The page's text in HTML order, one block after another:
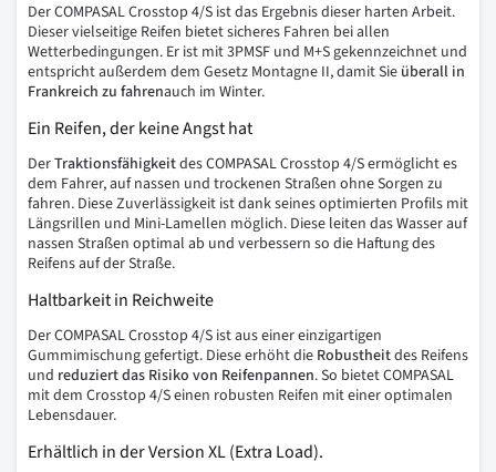
Der COMPASAL Crosstop 4/S ist das Ergebnis dieser harten Arbeit.
Dieser vielseitige Reifen bietet sicheres Fahren bei allen
Wetterbedingungen. Er ist mit 3PMSF und M+S gekennzeichnet und
entspricht außerdem dem Gesetz Montagne II, damit Sie überall in
Frankreich zu fahrenauch im Winter.
Ein Reifen, der keine Angst hat
DerTraktionsfähigkeitdes COMPASAL Crosstop 4/S ermöglicht es
dem Fahrer, auf nassen und trockenen Straßen ohne Sorgen zu
fahren. Diese Zuverlässigkeit ist dank seines optimierten Profils mit
Längsrillen und Mini-Lamellen möglich. Diese leiten das Wasser auf
nassen Straßen optimal ab und verbessern so die Haftung des
Reifens auf der Straße.
Haltbarkeit in Reichweite
Der COMPASAL Crosstop 4/S ist aus einer einzigartigen
Gummimischung gefertigt. Diese erhöht die Robustheitdes Reifens
und reduziert das Risiko von Reifenpannen. So bietet COMPASAL
mit dem Crosstop 4/S einen robusten Reifen mit einer optimalen
Lebensdauer.
Erhältlich in der Version XL (Extra Load).